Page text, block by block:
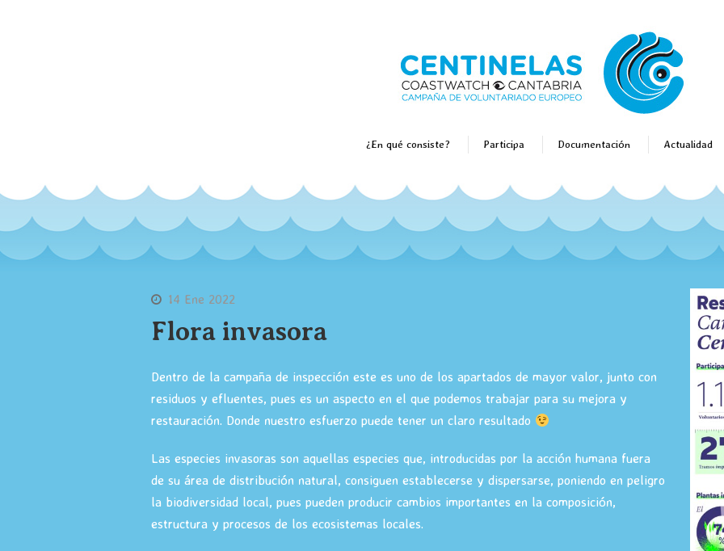
¿En qué consiste? Participa Documentación Actualidad
14 Ene 2022
Flora invasora
Dentro de la campaña de inspección este es uno de los apartados de mayor valor, junto con
residuos y efluentes, pues es un aspecto en el que podemos trabajar para su mejora y
restauración. Donde nuestro esfuerzo puede tener un claro resultado
Las especies invasoras son aquellas especies que, introducidas por la acción humana fuera
de su área de distribución natural, consiguen establecerse y dispersarse, poniendo en peligro
la biodiversidad local, pues pueden producir cambios importantes en la composición,
estructura y procesos de los ecosistemas locales.